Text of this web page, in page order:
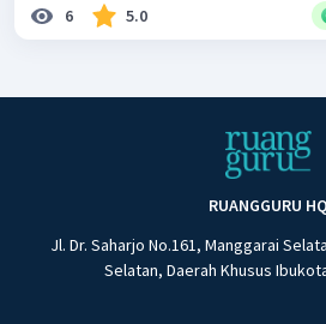
6 5.0
RUANGGURU HQ
Jl. Dr. Saharjo No.161, Manggarai
Selatan, Daerah Khusus